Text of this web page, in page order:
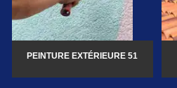
PEINTURE EXTÉRIEURE 51